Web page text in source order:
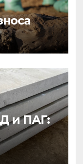
и ПАГ: